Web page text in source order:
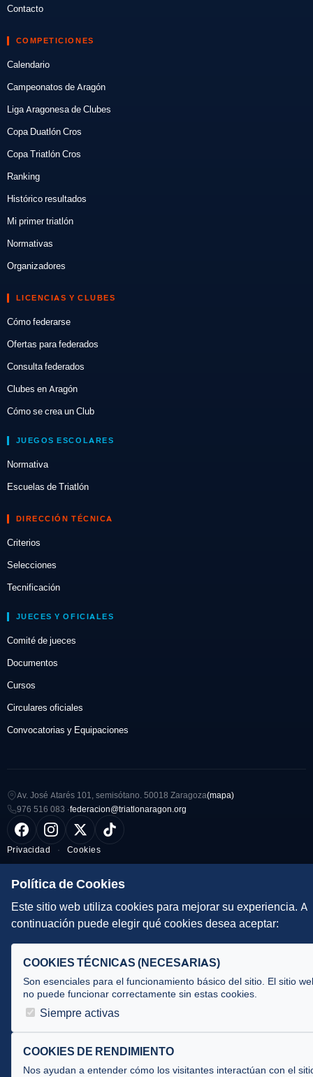
Contacto
COMPETICIONES
Calendario
Campeonatos de Aragón
Liga Aragonesa de Clubes
Copa Duatlón Cros
Copa Triatlón Cros
Ranking
Histórico resultados
Mi primer triatlón
Normativas
Organizadores
LICENCIAS Y CLUBES
Cómo federarse
Ofertas para federados
Consulta federados
Clubes en Aragón
Cómo se crea un Club
JUEGOS ESCOLARES
Normativa
Escuelas de Triatlón
DIRECCIÓN TÉCNICA
Criterios
Selecciones
Tecnificación
JUECES Y OFICIALES
Comité de jueces
Documentos
Cursos
Circulares oficiales
Convocatorias y Equipaciones
Av. José Atarés 101, semisótano. 50018 Zaragoza(mapa)
976 516 083 ·federacion@triatlonaragon.org
Privacidad · Cookies
Desarrollado por
Política de Cookies
Este sitio web utiliza cookies para mejorar su experiencia. A
continuación puede elegir qué cookies desea aceptar:
COOKIES TÉCNICAS (NECESARIAS)
Son esenciales para el funcionamiento básico del sitio. El sitio
no puede funcionar correctamente sin estas cookies.
Siempre activas
COOKIES DE RENDIMIENTO
Nos ayudan a entender cómo los visitantes interactúan con el